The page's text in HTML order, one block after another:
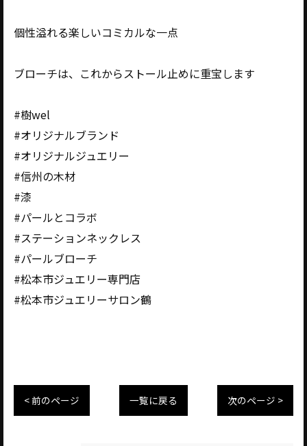
個性溢れる楽しいコミカルな一点
ブローチは、これからストール止めに重宝します
#樹wel
#オリジナルブランド
#オリジナルジュエリー
#信州の木材
#漆
#パールとコラボ
#ステーションネックレス
#パールブローチ
#松本市ジュエリー専門店
#松本市ジュエリーサロン鶴
< 前のページ 一覧に戻る 次のページ >